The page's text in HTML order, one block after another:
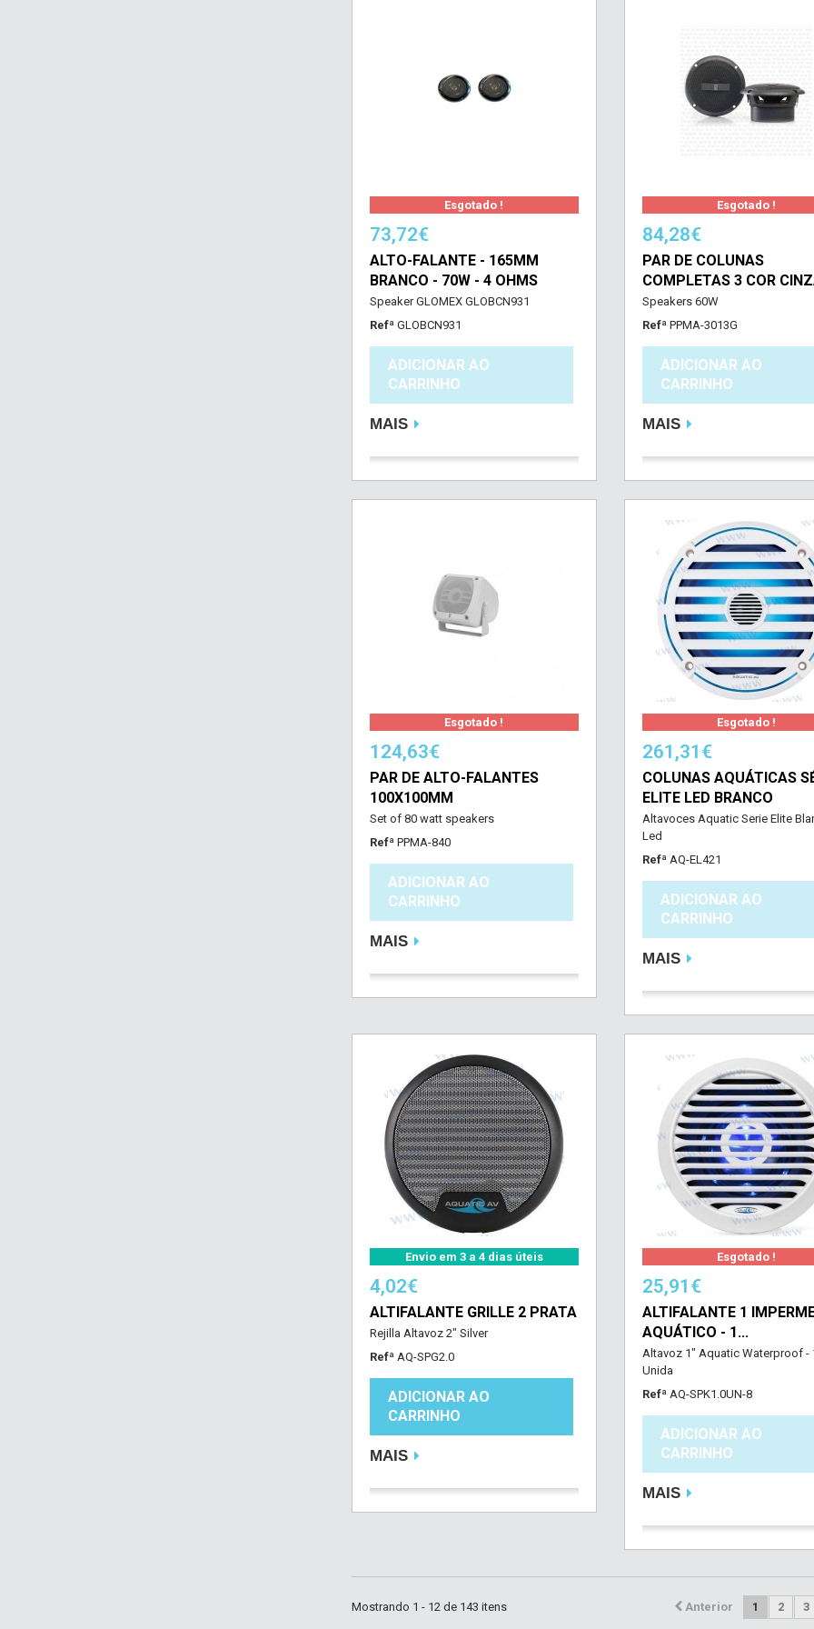
Esgotado !
73,72€
ALTO-FALANTE - 165MM
BRANCO - 70W - 4 OHMS
Speaker GLOMEX GLOBCN931
Refª GLOBCN931
ADICIONAR AO
CARRINHO
MAIS
Esgotado !
84,28€
PAR DE COLUNAS
COMPLETAS 3 COR
Speakers 60W
Refª PPMA-3013G
ADICIONAR AO
CARRINHO
MAIS
Esgotado !
124,63€
PAR DE ALTO-FALANTES
100X100MM
Set of 80 watt speakers
Refª PPMA-840
ADICIONAR AO
CARRINHO
MAIS
Esgotado !
261,31€
COLUNAS AQUÁTICAS
ELITE LED BRANCO
Altavoces Aquatic Serie Elite
Led
Refª AQ-EL421
ADICIONAR AO
CARRINHO
MAIS
Envio em 3 a 4 dias úteis
4,02€
ALTIFALANTE GRILLE 2 PRATA
Rejilla Altavoz 2" Silver
Refª AQ-SPG2.0
ADICIONAR AO
CARRINHO
MAIS
Esgotado !
25,91€
ALTIFALANTE 1
AQUÁTICO - 1...
Altavoz 1" Aquatic Waterproof -
Unida
Refª AQ-SPK1.0UN-8
ADICIONAR AO
CARRINHO
MAIS
Anterior 1 2 3
Mostrando 1 - 12 de 143 itens